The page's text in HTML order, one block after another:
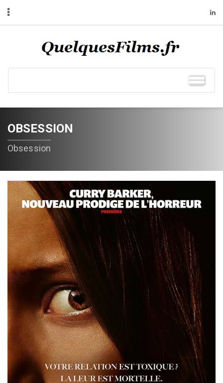
OBSESSION
Obsession